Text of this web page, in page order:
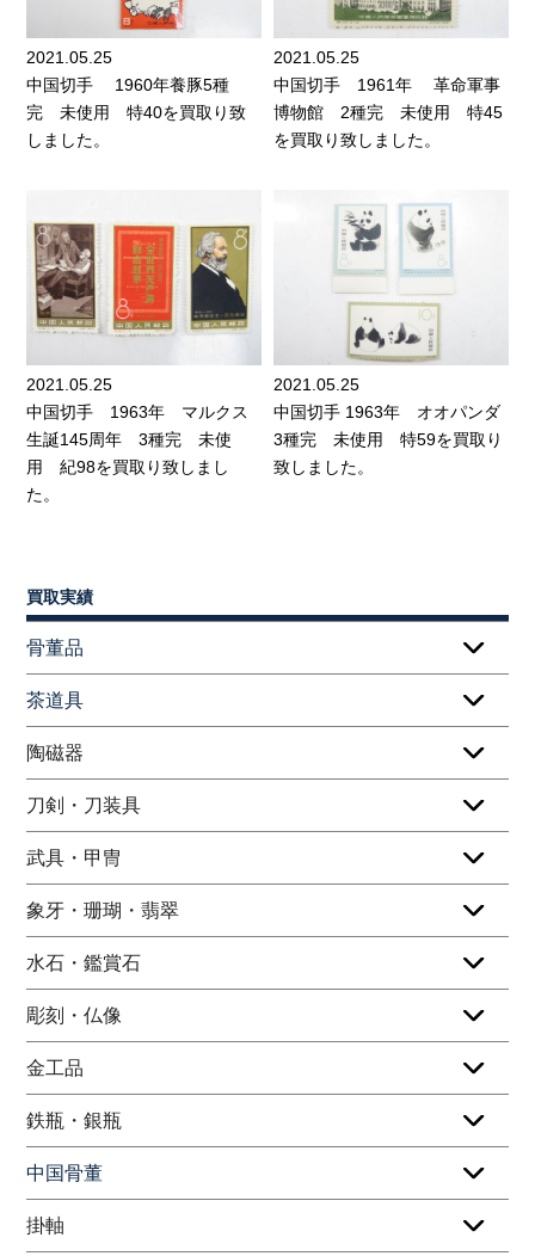
2021.05.25
中国切手 1960年養豚5種
完 未使用 特40を買取り致
しました。
2021.05.25
中国切手 1961年 革命軍事
博物館 2種完 未使用 特45
を買取り致しました。
2021.05.25
中国切手 1963年 マルクス
生誕145周年 3種完 未使
用 紀98を買取り致しまし
た。
2021.05.25
中国切手 1963年 オオパンダ
3種完 未使用 特59を買取り
致しました。
買取実績
骨董品
茶道具
陶磁器
刀剣・刀装具
武具・甲冑
象牙・珊瑚・翡翠
水石・鑑賞石
彫刻・仏像
金工品
鉄瓶・銀瓶
中国骨董
掛軸